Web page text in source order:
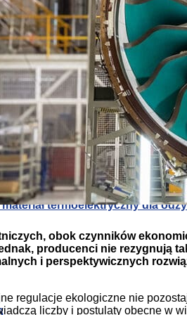
termoelektryczny dla
druk 3D systemów
obok czynników
producenci nie rezygnują
i perspektywicznych
regulacje ekologiczne nie
liczby i postulaty obecne w